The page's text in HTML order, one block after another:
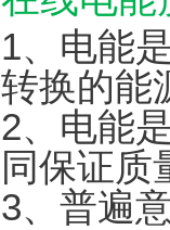
1、电能
转换的能
2、电能
同保证质
3、普遍